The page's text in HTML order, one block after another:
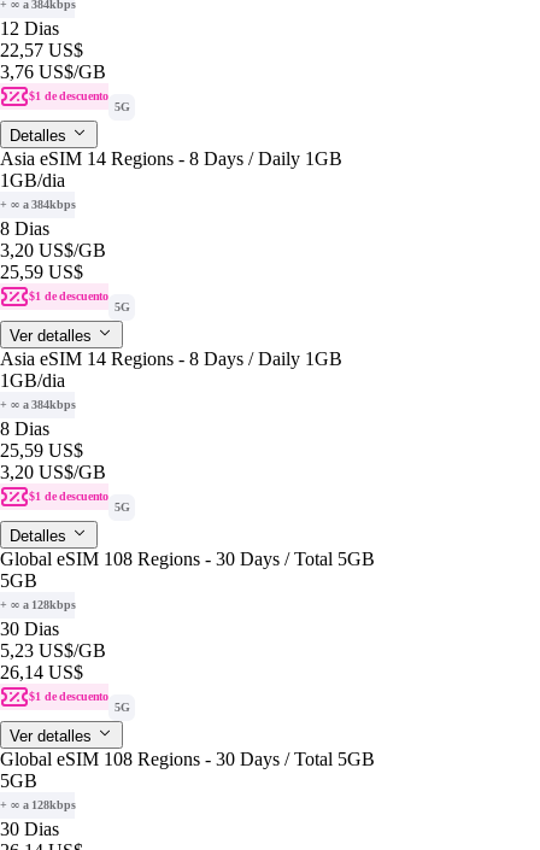
+ ∞ a 384kbps
12 Dias
22,57 US$
3,76 US$/GB
$1 de descuento
5G
Detalles
Asia eSIM 14 Regions - 8 Days / Daily 1GB
1GB/dia
+ ∞ a 384kbps
8 Dias
3,20 US$/GB
25,59 US$
$1 de descuento
5G
Ver detalles
Asia eSIM 14 Regions - 8 Days / Daily 1GB
1GB/dia
+ ∞ a 384kbps
8 Dias
25,59 US$
3,20 US$/GB
$1 de descuento
5G
Detalles
Global eSIM 108 Regions - 30 Days / Total 5GB
5GB
+ ∞ a 128kbps
30 Dias
5,23 US$/GB
26,14 US$
$1 de descuento
5G
Ver detalles
Global eSIM 108 Regions - 30 Days / Total 5GB
5GB
+ ∞ a 128kbps
30 Dias